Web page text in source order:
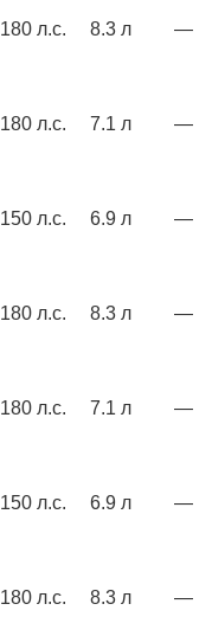
180 л.с. 8.3 л —
180 л.с. 7.1 л —
150 л.с. 6.9 л —
180 л.с. 8.3 л —
180 л.с. 7.1 л —
150 л.с. 6.9 л —
180 л.с. 8.3 л —